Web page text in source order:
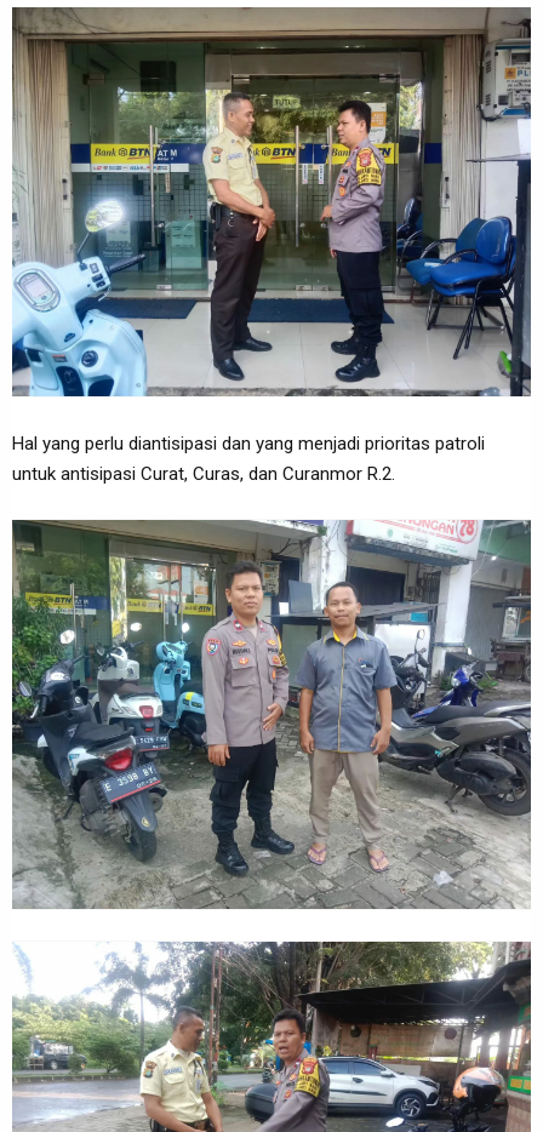
Hal yang perlu diantisipasi dan yang menjadi prioritas patroli
untuk antisipasi Curat, Curas, dan Curanmor R.2.